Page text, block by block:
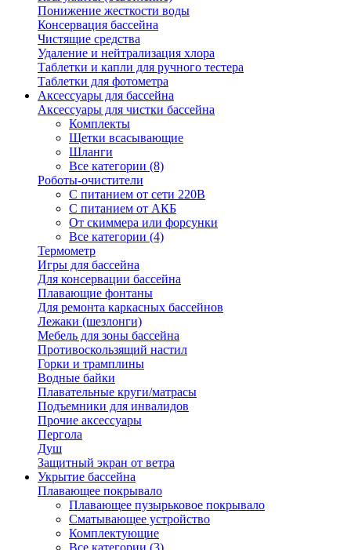
Понижение жесткости воды
Консервация бассейна
Чистящие средства
Удаление и нейтрализация хлора
Таблетки и капли для ручного тестера
Таблетки для фотометра
Аксессуары для бассейна
Аксессуары для чистки бассейна
Комплекты
Щетки всасывающие
Шланги
Все категории (8)
Роботы-очистители
С питанием от сети 220В
С питанием от АКБ
От скиммера или форсунки
Все категории (4)
Термометр
Игры для бассейна
Для консервации бассейна
Плавающие фонтаны
Для ремонта каркасных бассейнов
Лежаки (шезлонги)
Мебель для зоны бассейна
Противоскользящий настил
Горки и трамплины
Водные байки
Плавательные круги/матрасы
Подъемники для инвалидов
Прочие аксессуары
Пергола
Душ
Защитный экран от ветра
Укрытие бассейна
Плавающее покрывало
Плавающее пузырьковое покрывало
Сматывающее устройство
Комплектующие
Все категории (3)